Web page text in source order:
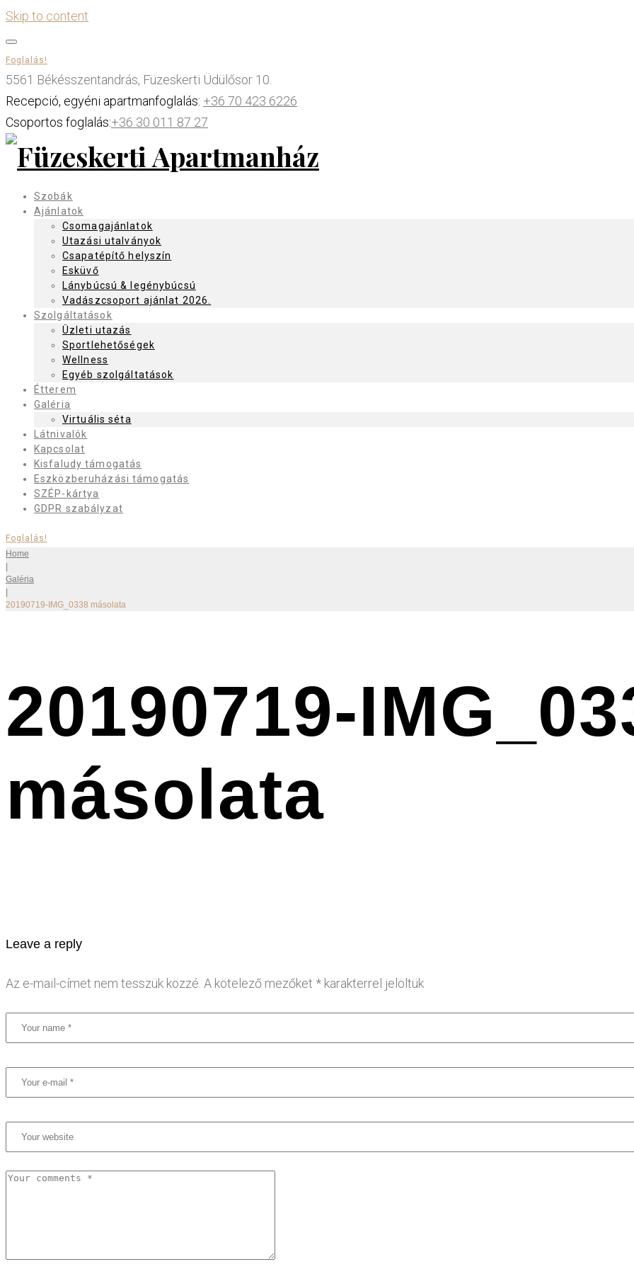
Skip to content
Foglalás!
5561 Békésszentandrás, Füzeskerti Üdülősor 10.
Recepció, egyéni apartmanfoglalás: +36 70 423 6226
Csoportos foglalás:+36 30 011 87 27
Szobák
Ajánlatok
Csomagajánlatok
Utazási utalványok
Csapatépítő helyszín
Esküvő
Lánybúcsú & legénybúcsú
Vadászcsoport ajánlat 2026.
Szolgáltatások
Üzleti utazás
Sportlehetőségek
Wellness
Egyéb szolgáltatások
Étterem
Galéria
Virtuális séta
Látnivalók
Kapcsolat
Kisfaludy támogatás
Eszközberuházási támogatás
SZÉP-kártya
GDPR szabályzat
Foglalás!
Home
Galéria
20190719-IMG_0338 másolata
20190719-
másolata
Leave a reply
Az e-mail-címet nem tesszük közzé. A kötelező mezőket * karakterrel jelöltük